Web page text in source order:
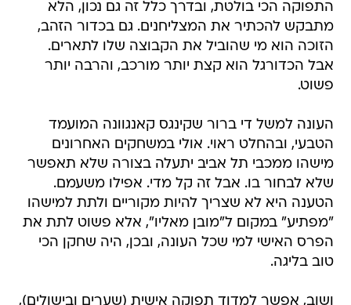
התפוקה הכי בולטת, ובדרך כלל זה גם נכון, הלא
מתבקש להכתיר את המצליחנים. גם בכדור הזהב,
הזוכה הוא מי שהוביל את הקבוצה שלו לתארים.
אבל הכדורגל הוא קצת יותר מורכב, והרבה יותר
פשוט.
העונה למשל די ברור שקינגס קאנגוונה המועמד
הטבעי, ובהחלט ראוי. אולי במשחקים האחרונים
מישהו ממכבי תל אביב יתעלה בצורה שלא תאפשר
שלא לבחור בו. אבל זה קל מדי. אפילו משעמם.
הטענה היא לא שצריך להיות מקוריים ולתת למישהו
"מפתיע" במקום ל"מובן מאליו", אלא פשוט לתת את
הפרס האישי למי שכל העונה, ובכן, היה שחקן הכי
טוב בליגה.
ושוב, אפשר למדוד תפוקה אישית (שערים ובישולים),